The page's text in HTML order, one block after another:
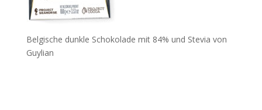
Belgische dunkle Schokolade mit 84% und Stevia von
Guylian